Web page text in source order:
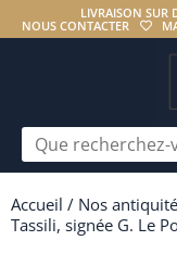
LIVRAISON SUR
NOUS CONTACTER
Accueil / Nos
Tassili, signée G. Le